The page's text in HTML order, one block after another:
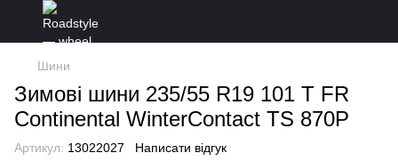
Шини
Зимові шини 235/55 R19 101 T FR
Continental WinterContact TS 870P
Артикул: 13022027 Написати відгук